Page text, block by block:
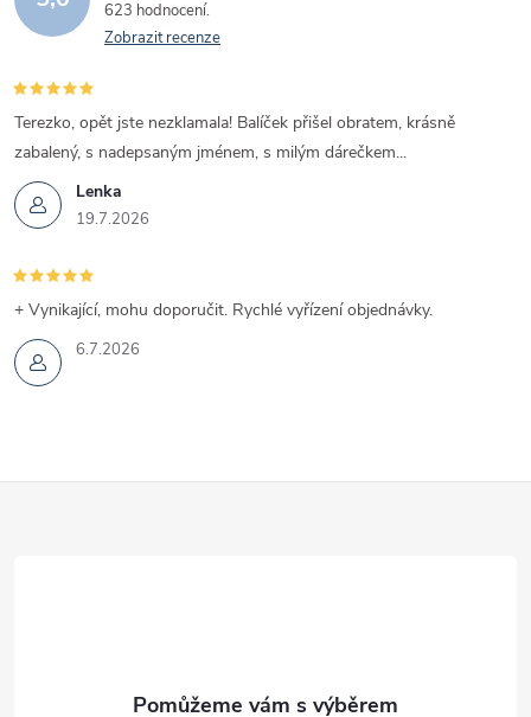
623 hodnocení
Zobrazit recenze
Lenka
19.7.2026
Terezko, opět jste nezklamala! Balíček přišel obratem, krásně
zabalený, s nadepsaným jménem, s milým dárečkem...
6.7.2026
+ Vynikající, mohu doporučit. Rychlé vyřízení objednávky.